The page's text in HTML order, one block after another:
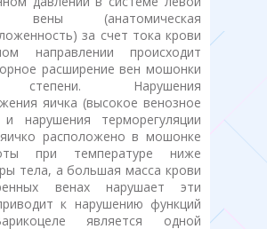
вены (анатомическая
за счет тока крови
направлении происходит
расширение вен мошонки
степени. Нарушения
яичка (высокое венозное
и нарушения терморегуляции
расположено в мошонке
при температуре ниже
тела, а большая масса крови
венах нарушает эти
к нарушению функций
является одной